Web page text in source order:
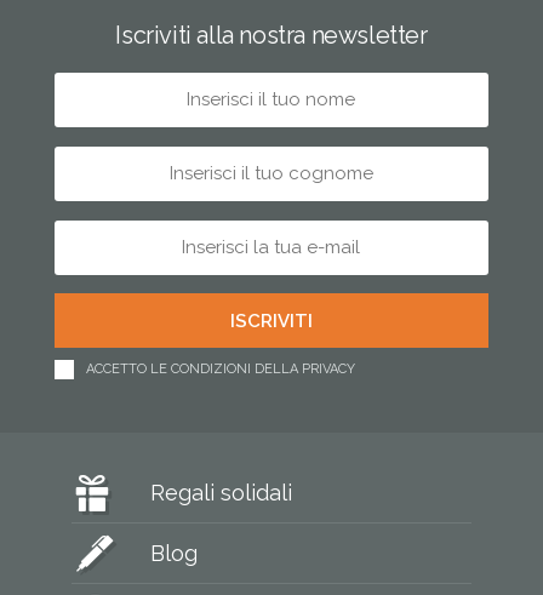
Iscriviti alla nostra newsletter
ACCETTO LE CONDIZIONI DELLA PRIVACY
Regali solidali
Blog